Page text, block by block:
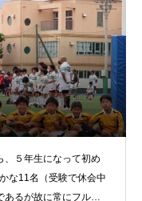
、５年生になって初め
な11名（受験で休会中
あるが故に常にフル稼